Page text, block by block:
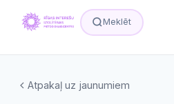
Meklēt
Atpakaļ uz jaunumiem